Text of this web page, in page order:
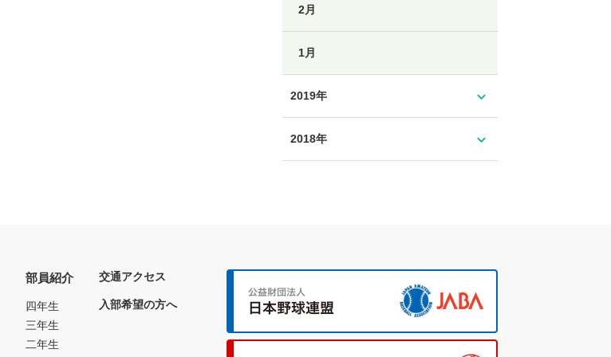
2月
1月
2019年 expand_more
2018年 expand_more
部員紹介
四年生
三年生
二年生
交通アクセス
入部希望の方へ